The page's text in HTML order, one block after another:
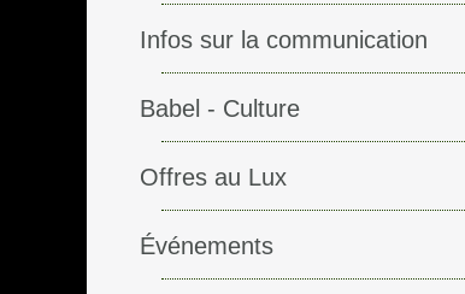
Infos sur la communication
Babel - Culture
Offres au Lux
Événements